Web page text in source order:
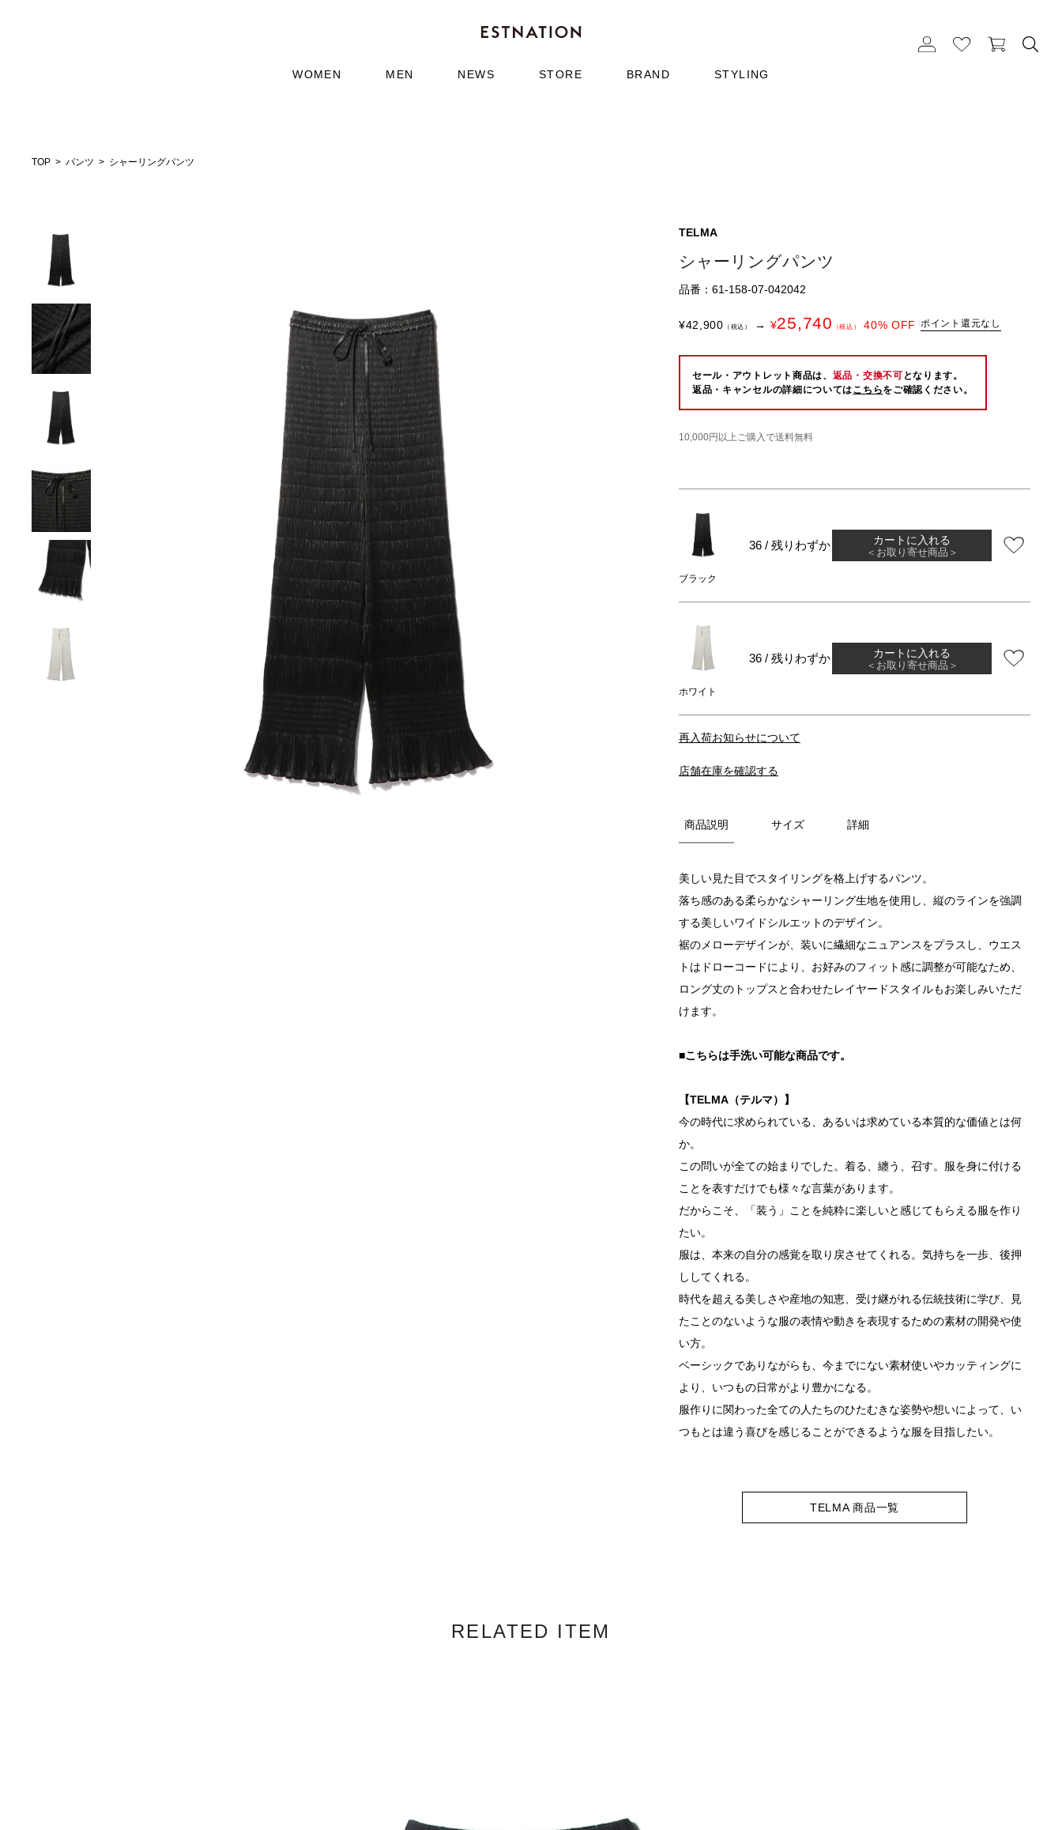
WOMEN MEN NEWS STORE BRAND STYLING
TOP パンツ シャーリングパンツ
TELMA
シャーリングパンツ
品番：61-158-07-042042
¥42,900 （税込） → ¥25,740 （税込） 40% OFF ポイント還元なし
セール・アウトレット商品は、 返品・交換不可 となります。
返品・キャンセルの詳細についてはこちらをご確認ください。
10,000円以上ご購入で送料無料
ブラック
36 / 残りわずか カートに入れる
＜お取り寄せ商品＞
ホワイト
36 / 残りわずか カートに入れる
＜お取り寄せ商品＞
再入荷お知らせについて
店舗在庫を確認する
商品説明 サイズ 詳細
美しい見た目でスタイリングを格上げするパンツ。
落ち感のある柔らかなシャーリング生地を使用し、縦のラインを強調
する美しいワイドシルエットのデザイン。
裾のメローデザインが、装いに繊細なニュアンスをプラスし、ウエス
トはドローコードにより、お好みのフィット感に調整が可能なため、
ロング丈のトップスと合わせたレイヤードスタイルもお楽しみいただ
けます。
■こちらは手洗い可能な商品です。
【TELMA（テルマ）】
今の時代に求められている、あるいは求めている本質的な価値とは何
か。
この問いが全ての始まりでした。着る、纏う、召す。服を身に付ける
ことを表すだけでも様々な言葉があります。
だからこそ、「装う」ことを純粋に楽しいと感じてもらえる服を作り
たい。
服は、本来の自分の感覚を取り戻させてくれる。気持ちを一歩、後押
ししてくれる。
時代を超える美しさや産地の知恵、受け継がれる伝統技術に学び、見
たことのないような服の表情や動きを表現するための素材の開発や使
い方。
ベーシックでありながらも、今までにない素材使いやカッティングに
より、いつもの日常がより豊かになる。
服作りに関わった全ての人たちのひたむきな姿勢や想いによって、い
つもとは違う喜びを感じることができるような服を目指したい。
TELMA 商品一覧
RELATED ITEM